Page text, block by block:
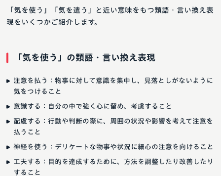
「気を使う」「気を遣う」と近い意味をもつ類語・言い換え表
現をいくつかご紹介します。
「気を使う」の類語・言い換え表現
注意を払う：物事に対して意識を集中し、見落としがないように
気をつけること
意識する：自分の中で強く心に留め、考慮すること
配慮する：行動や判断の際に、周囲の状況や影響を考えて注意を
払うこと
神経を使う：デリケートな物事や状況に細心の注意を向けること
工夫する：目的を達成するために、方法を調整したり改善したり
すること